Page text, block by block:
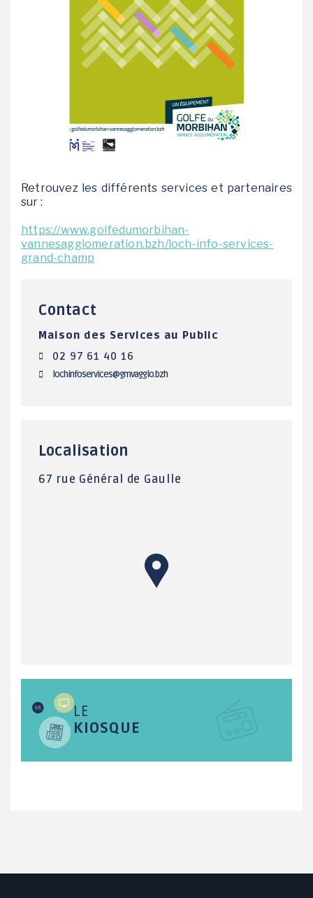
Retrouvez les différents services et partenaires
sur :
https://www.golfedumorbihan-
vannesagglomeration.bzh/loch-info-services-
grand-champ
Contact
Maison des Services au Public
02 97 61 40 16
lochinfoservices@gmvagglo.bzh
Localisation
67 rue Général de Gaulle
LE
KIOSQUE